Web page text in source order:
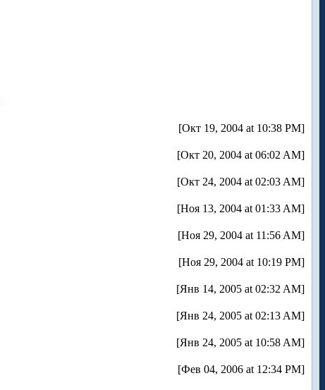
[Окт 19, 2004 at 10:38 PM]
[Окт 20, 2004 at 06:02 AM]
[Окт 24, 2004 at 02:03 AM]
[Ноя 13, 2004 at 01:33 AM]
[Ноя 29, 2004 at 11:56 AM]
[Ноя 29, 2004 at 10:19 PM]
[Янв 14, 2005 at 02:32 AM]
[Янв 24, 2005 at 02:13 AM]
[Янв 24, 2005 at 10:58 AM]
[Фев 04, 2006 at 12:34 PM]